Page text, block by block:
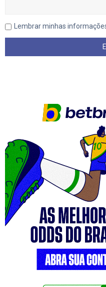
Lembrar minhas